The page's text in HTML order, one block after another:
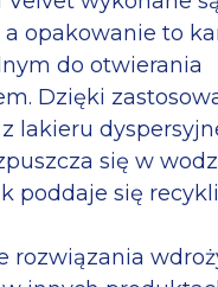
a opakowanie to
do otwierania
Dzięki
lakieru
się w
poddaje się
rozwiązania